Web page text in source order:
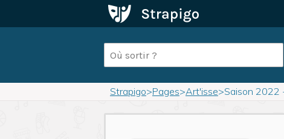
Strapigo>Pages>Art'isse>Saison 2022